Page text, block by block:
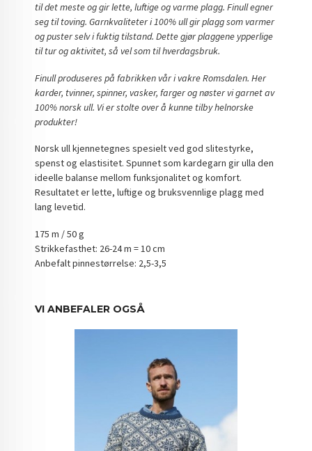
til det meste og gir lette, luftige og varme plagg. Finull egner
seg til toving. Garnkvaliteter i 100% ull gir plagg som varmer
og puster selv i fuktig tilstand. Dette gjør plaggene ypperlige
til tur og aktivitet, så vel som til hverdagsbruk.
Finull produseres på fabrikken vår i vakre Romsdalen. Her
karder, tvinner, spinner, vasker, farger og nøster vi garnet av
100% norsk ull. Vi er stolte over å kunne tilby helnorske
produkter!
Norsk ull kjennetegnes spesielt ved god slitestyrke,
spenst og elastisitet. Spunnet som kardegarn gir ulla den
ideelle balanse mellom funksjonalitet og komfort.
Resultatet er lette, luftige og bruksvennlige plagg med
lang levetid.
175 m / 50 g
Strikkefasthet: 26-24 m = 10 cm
Anbefalt pinnestørrelse: 2,5-3,5
VI ANBEFALER OGSÅ